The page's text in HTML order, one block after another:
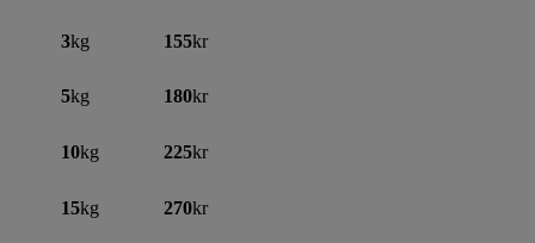
3kg 155kr
5kg 180kr
10kg 225kr
15kg 270kr